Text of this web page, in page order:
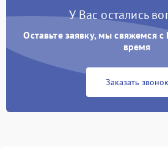
Плохая уборка шерсти
2400 ₽
У Вас остались
Оставьте заявку, мы свяжемся
время
Заказать звонок